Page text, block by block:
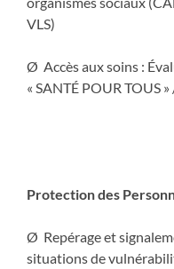
VLS)
Ø Accès aux soins :
« SANTÉ POUR TOUS
Protection des
Ø Repérage et
situations de